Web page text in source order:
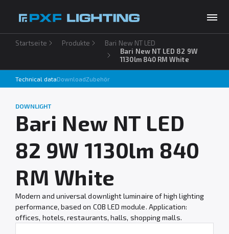
Produkte
Inspirationen
Download
Kontakt
Choose your language
Startseite Produkte
Bari New NT LED
Bari New NT LED 82 9W
1130lm 840 RM White
Technical dataDownloadZubehör
DOWNLIGHT
Bari New NT LED
82 9W 1130lm 840
RM White
Modern and universal downlight luminaire of high lighting
performance, based on COB LED module. Application:
offices, hotels, restaurants, halls, shopping malls.